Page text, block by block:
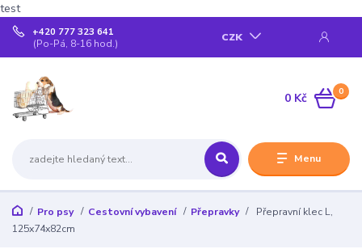
test
Menu
CZK
+420 777 323 641
(Po-Pá, 8-16 hod.)
0
0 Kč
Pro psy Cestovní vybavení Přepravky
Přepravní klec L,
125x74x82cm